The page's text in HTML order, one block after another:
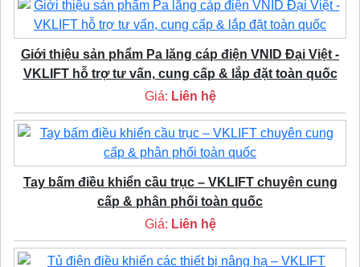
Giới thiệu sản phẩm Pa lăng cáp điện VNID Đại Việt -
VKLIFT hỗ trợ tư vấn, cung cấp & lắp đặt toàn quốc
Giá: Liên hệ
Tay bấm điều khiển cầu trục – VKLIFT chuyên cung
cấp & phân phối toàn quốc
Giá: Liên hệ